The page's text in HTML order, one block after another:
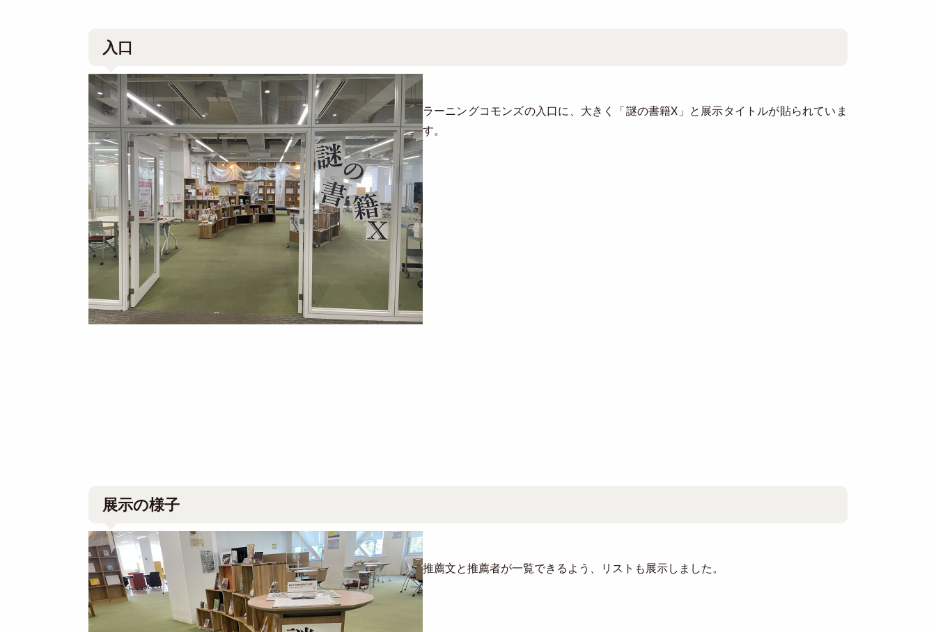
入口
Image
ラーニングコモンズの入口に、大きく「謎の書籍X」と展示タイトルが貼られていま
す。
展示の様子
Image
推薦文と推薦者が一覧できるよう、リストも展示しました。